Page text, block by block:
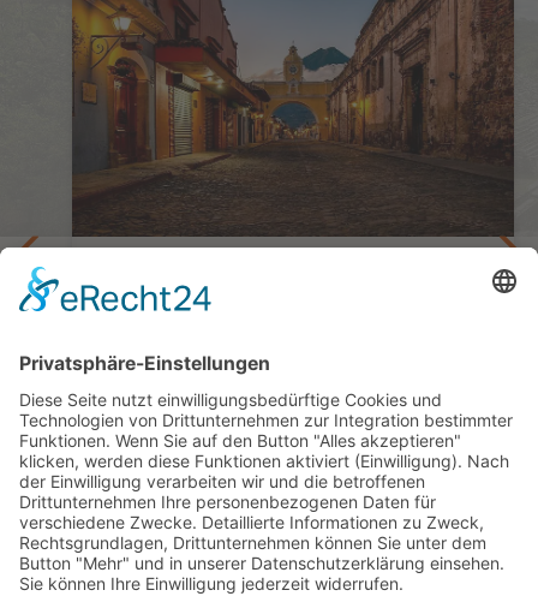
Guatemala, El Salvador, Honduras, Belize
Spezial
19 Tage ab/bis Guatemala City
ab 3.695,— €